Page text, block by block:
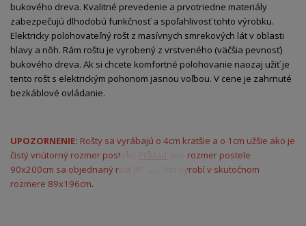
bukového dreva. Kvalitné prevedenie a prvotriedne materiály
zabezpečujú dlhodobú funkčnosť a spoľahlivosť tohto výrobku.
Elektricky polohovateľný rošt z masívnych smrekových lát v oblasti
hlavy a nôh. Rám roštu je vyrobený z vrstveného (väčšia pevnosť)
bukového dreva. Ak si chcete komfortné polohovanie naozaj užiť je
tento rošt s elektrickým pohonom jasnou voľbou. V cene je zahrnuté
bezkáblové ovládanie.
UPOZORNENIE: Rošty sa vyrábajú o 4cm kratšie a o 1cm užšie ako je
čistý vnútorný rozmer postele!
Príklad:
pre rozmer postele
90x200cm sa objednaný rošt 90x200cm vyrobí v skutočnom
rozmere 89x196cm.